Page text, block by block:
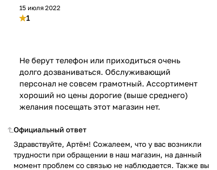
15 июля 2022
1
Не берут телефон или приходиться очень
долго дозваниваться. Обслуживающий
персонал не совсем грамотный. Ассортимент
хороший но цены дорогие (выше среднего)
желания посещать этот магазин нет.
Официальный ответ
Здравствуйте, Артём! Сожалеем, что у вас возникли
трудности при обращении в наш магазин, на данный
момент проблем со связью не наблюдается. Также вы